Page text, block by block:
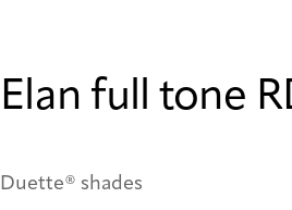
Elan full tone
Duette® shades